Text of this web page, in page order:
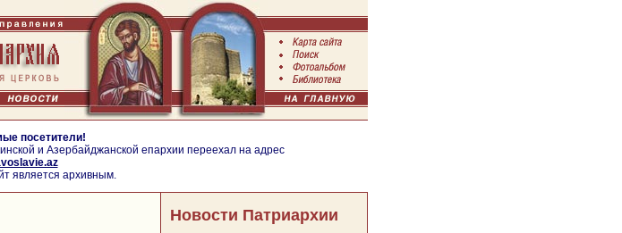
посетители!
и Азербайджанской епархии переехал на адрес
является архивным.
Новости Патриархии